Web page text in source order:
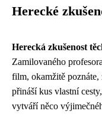
Herecké
Herecká zkušenost
Zamilovaného
film, okamžitě poznáte,
přináší kus vlastní
vytváří něco